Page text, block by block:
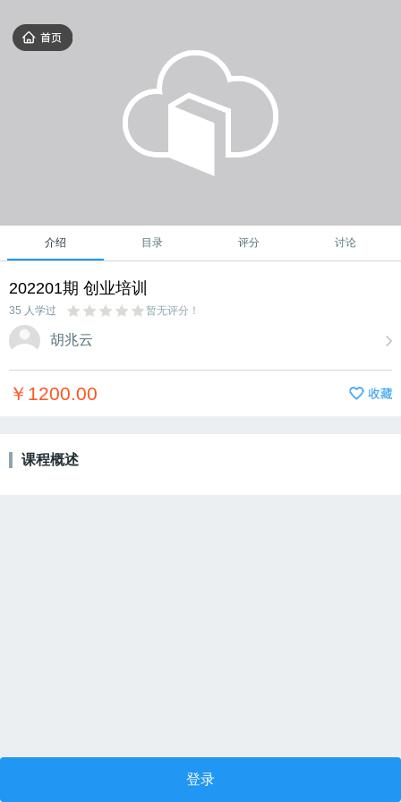
介绍 目录 评分 讨论
202201期 创业培训
35 人学过 暂无评分！
胡兆云
￥1200.00
课程概述
登录